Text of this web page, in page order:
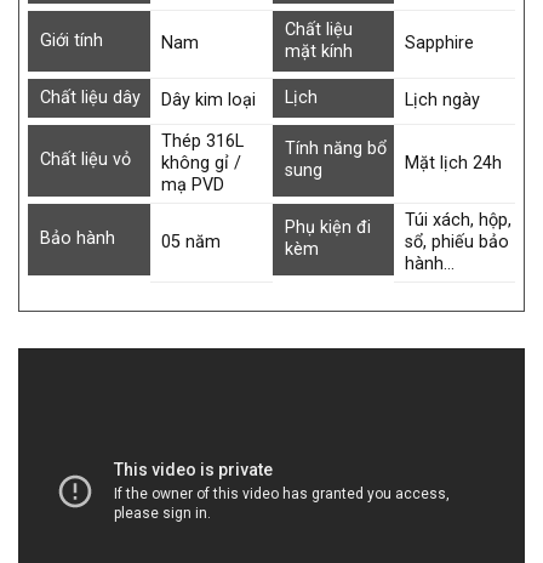
Giới tính Nam
Chất liệu
mặt kính
Sapphire
Chất liệu dây Dây kim loại Lịch Lịch ngày
Chất liệu vỏ
Thép 316L
không gỉ /
mạ PVD
Tính năng bổ
sung
Mặt lịch 24h
Bảo hành 05 năm
Phụ kiện đi
kèm
Túi xách, hộp,
sổ, phiếu bảo
hành…